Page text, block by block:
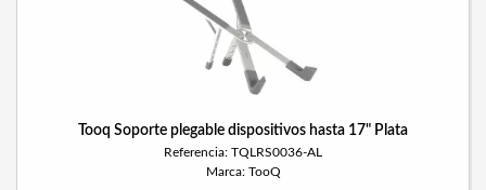
Tooq Soporte plegable dispositivos hasta 17" Plata
Referencia: TQLRS0036-AL
Marca: TooQ